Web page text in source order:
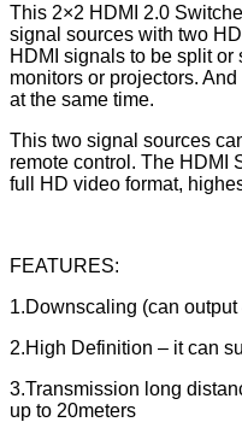
This 2×2 HDMI 2.0
signal sources with two
HDMI signals to be split
monitors or projectors.
at the same time.
This two signal sources
remote control. The HDMI
full HD video format,
FEATURES:
1.Downscaling (can
2.High Definition – it can
3.Transmission long
up to 20meters